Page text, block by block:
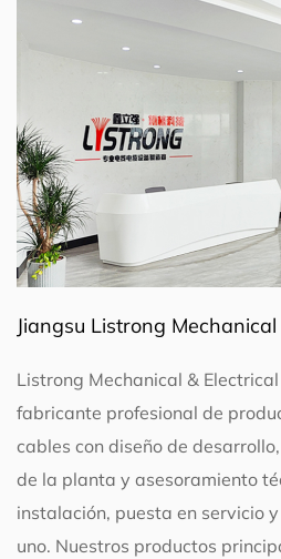
Jiangsu Listrong
Listrong Mechanical & Electrical
fabricante profesional de
cables con diseño de
de la planta y asesoramiento
instalación, puesta en servicio
uno. Nuestros productos